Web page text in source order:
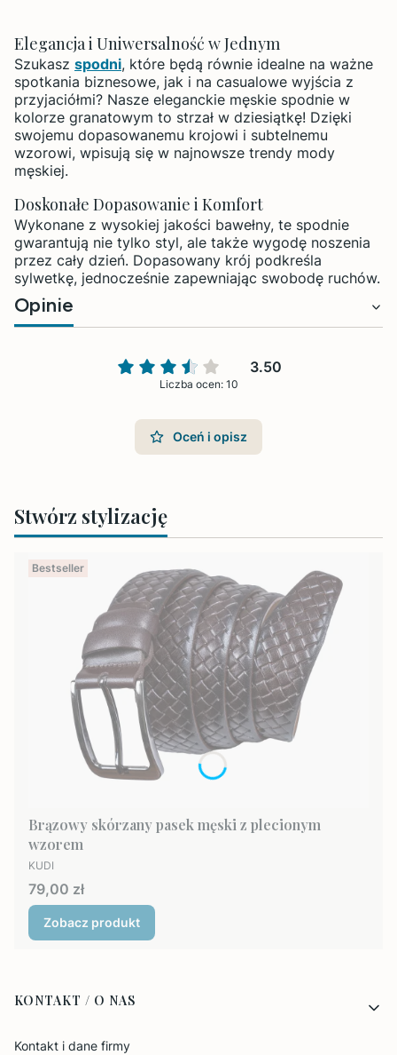
Elegancja i Uniwersalność w Jednym
Szukasz spodni, które będą równie idealne na ważne
spotkania biznesowe, jak i na casualowe wyjścia z
przyjaciółmi? Nasze eleganckie męskie spodnie w
kolorze granatowym to strzał w dziesiątkę! Dzięki
swojemu dopasowanemu krojowi i subtelnemu
wzorowi, wpisują się w najnowsze trendy mody
męskiej.
Doskonałe Dopasowanie i Komfort
Wykonane z wysokiej jakości bawełny, te spodnie
gwarantują nie tylko styl, ale także wygodę noszenia
przez cały dzień. Dopasowany krój podkreśla
sylwetkę, jednocześnie zapewniając swobodę ruchów.
Opinie
3.50
Liczba ocen: 10
Oceń i opisz
Stwórz stylizację
Bestseller
Brązowy skórzany pasek męski z plecionym
wzorem
PRODUCENT
KUDI
Cena
79,00 zł
Zobacz produkt
Linki w stopce
KONTAKT / O NAS
Kontakt i dane firmy